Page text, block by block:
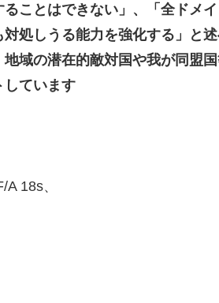
ことはできない」、「全ドメ
処しうる能力を強化する」と
域の潜在的敵対国や我が同盟
しています
18s、